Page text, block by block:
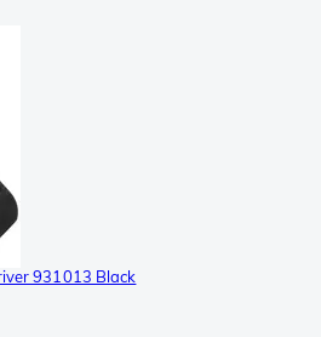
931013 Black